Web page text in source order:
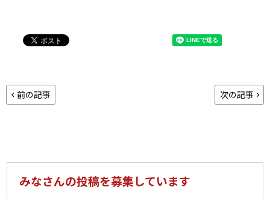
前の記事 次の記事
みなさんの投稿を募集しています